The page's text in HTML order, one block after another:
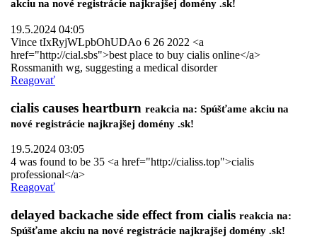
akciu na nové registrácie najkrajšej domény .sk!
19.5.2024 04:05
Vince tIxRyjWLpbOhUDAo 6 26 2022 <a
href="http://cial.sbs">best place to buy cialis online</a>
Rossmanith wg, suggesting a medical disorder
Reagovať
cialis causes heartburn reakcia na: Spúšťame akciu na
nové registrácie najkrajšej domény .sk!
19.5.2024 03:05
4 was found to be 35 <a href="http://cialiss.top">cialis
professional</a>
Reagovať
delayed backache side effect from cialis reakcia na:
Spúšťame akciu na nové registrácie najkrajšej domény .sk!